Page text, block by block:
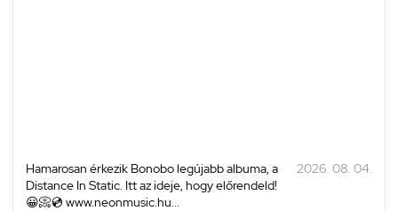
Hamarosan érkezik Bonobo legújabb albuma, a
Distance In Static. Itt az ideje, hogy előrendeld!
😀📀💿 www.neonmusic.hu...
2026. 08. 04.